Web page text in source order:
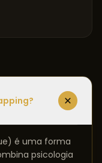
é uma forma
psicologia